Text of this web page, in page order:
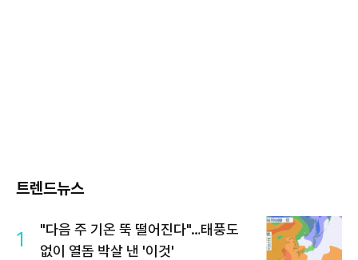
트렌드뉴스
1
"다음 주 기온 뚝 떨어진다"…태풍도
없이 열돔 박살 낸 '이것'